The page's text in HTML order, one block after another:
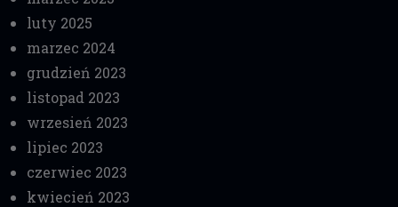
luty 2025
marzec 2024
grudzień 2023
listopad 2023
wrzesień 2023
lipiec 2023
czerwiec 2023
kwiecień 2023